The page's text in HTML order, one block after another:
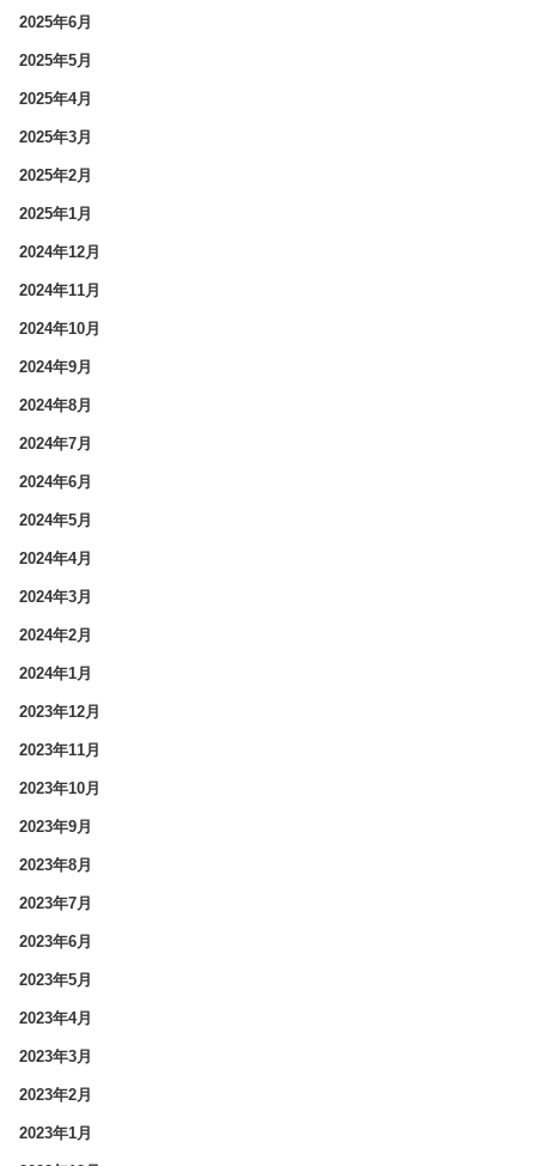
2025年6月
2025年5月
2025年4月
2025年3月
2025年2月
2025年1月
2024年12月
2024年11月
2024年10月
2024年9月
2024年8月
2024年7月
2024年6月
2024年5月
2024年4月
2024年3月
2024年2月
2024年1月
2023年12月
2023年11月
2023年10月
2023年9月
2023年8月
2023年7月
2023年6月
2023年5月
2023年4月
2023年3月
2023年2月
2023年1月